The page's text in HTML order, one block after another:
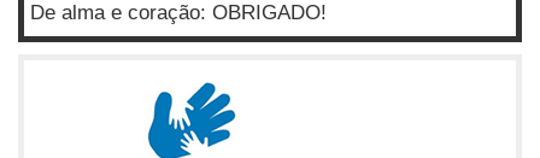
De alma e coração: OBRIGADO!